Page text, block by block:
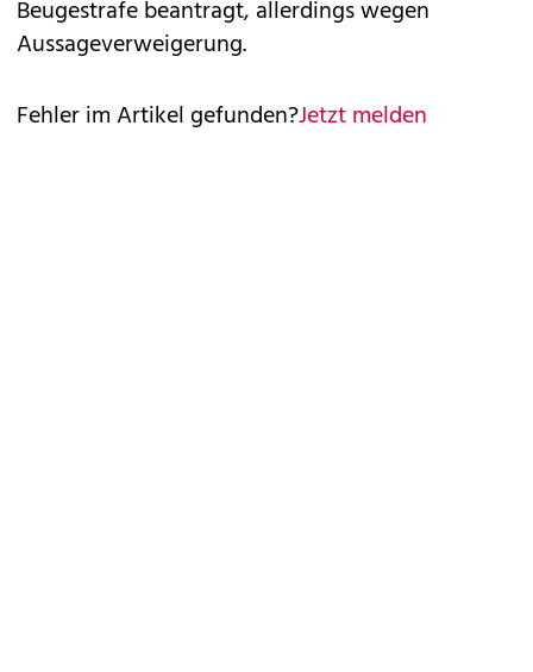
Beugestrafe beantragt, allerdings wegen
Aussageverweigerung.
Fehler im Artikel gefunden?Jetzt melden